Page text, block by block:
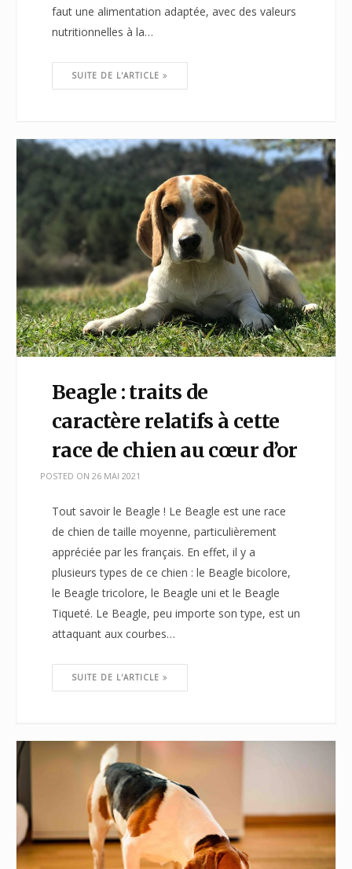
faut une alimentation adaptée, avec des valeurs
nutritionnelles à la…
SUITE DE L'ARTICLE
Beagle : traits de
caractère relatifs à cette
race de chien au cœur d’or
POSTED ON 26 MAI 2021
Tout savoir le Beagle ! Le Beagle est une race
de chien de taille moyenne, particulièrement
appréciée par les français. En effet, il y a
plusieurs types de ce chien : le Beagle bicolore,
le Beagle tricolore, le Beagle uni et le Beagle
Tiqueté. Le Beagle, peu importe son type, est un
attaquant aux courbes…
SUITE DE L'ARTICLE